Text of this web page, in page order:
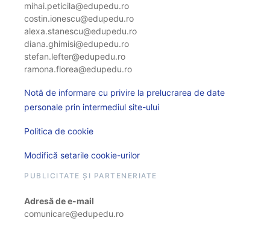
mihai.peticila@edupedu.ro
costin.ionescu@edupedu.ro
alexa.stanescu@edupedu.ro
diana.ghimisi@edupedu.ro
stefan.lefter@edupedu.ro
ramona.florea@edupedu.ro
Notă de informare cu privire la prelucrarea de date
personale prin intermediul site-ului
Politica de cookie
Modifică setarile cookie-urilor
PUBLICITATE ȘI PARTENERIATE
Adresă de e-mail
comunicare@edupedu.ro